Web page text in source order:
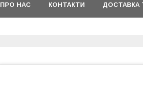
ПРО НАС КОНТАКТИ ДОСТАВКА